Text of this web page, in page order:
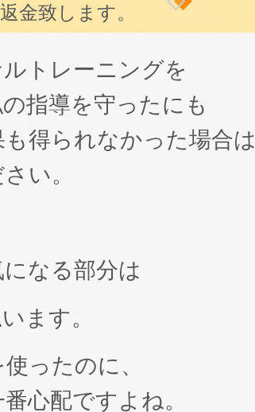
金致します。
トレーニングを
指導を守ったにも
得られなかった場合は
い。
なる部分は
ます。
ったのに、
心配ですよね。